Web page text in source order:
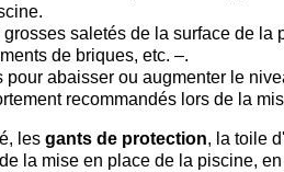
saletés de la surface de la
de briques, etc. –.
pour abaisser ou augmenter le
recommandés lors de la
les gants de protection, la toile
la mise en place de la piscine,